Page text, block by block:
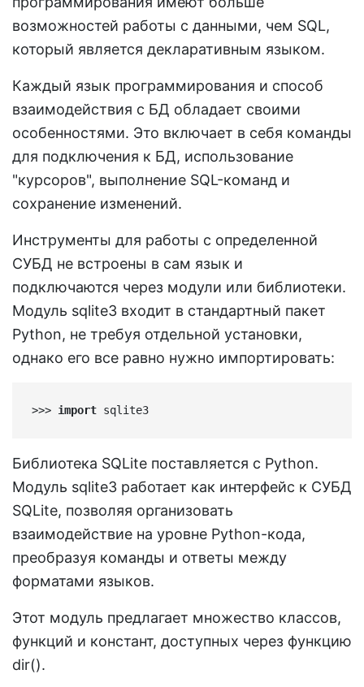
возможностей работы с данными, чем SQL,
который является декларативным языком.
Каждый язык программирования и способ
взаимодействия с БД обладает своими
особенностями. Это включает в себя команды
для подключения к БД, использование
"курсоров", выполнение SQL-команд и
сохранение изменений.
Инструменты для работы с определенной
СУБД не встроены в сам язык и
подключаются через модули или библиотеки.
Модуль sqlite3 входит в стандартный пакет
Python, не требуя отдельной установки,
однако его все равно нужно импортировать:
>>> import sqlite3
Библиотека SQLite поставляется с Python.
Модуль sqlite3 работает как интерфейс к СУБД
SQLite, позволяя организовать
взаимодействие на уровне Python-кода,
преобразуя команды и ответы между
форматами языков.
Этот модуль предлагает множество классов,
функций и констант, доступных через функцию
dir().